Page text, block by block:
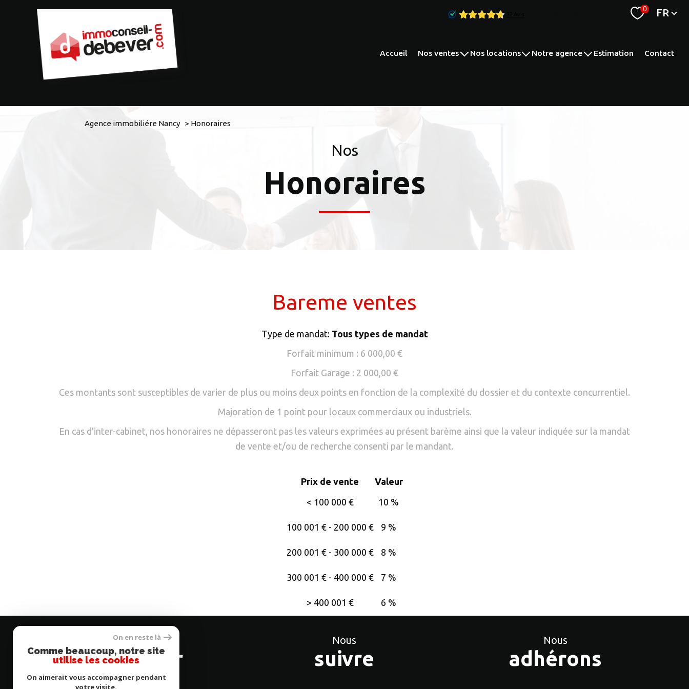
0 Langue
FR
accueil nos ventes
immeubles
nos locations
parking
notre agence
transaction
estimation contact
Agence immobiliére Nancy Honoraires
Nos
Honoraires
Bareme ventes
Type de mandat: Tous types de mandat
Forfait minimum : 6 000,00 €
Forfait Garage : 2 000,00 €
Ces montants sont susceptibles de varier de plus ou moins deux points en fonction de la complexité du dossier et du contexte concurrentiel.
Majoration de 1 point pour locaux commerciaux ou industriels.
En cas d'inter-cabinet, nos honoraires ne dépasseront pas les valeurs exprimées au présent barème ainsi que la valeur indiquée sur la mandat
de vente et/ou de recherche consenti par le mandant.
Prix de vente
Valeur
<100 000 € 10 %
100 001 € - 200 000 € 9 %
200 001 € - 300 000 € 8 %
300 001 € - 400 000 € 7 %
> 400 001 € 6 %
Se
connecter
Nous
suivre
Nous
adhérons
On en reste là
Comme beaucoup, notre site
utilise les cookies
On aimerait vous accompagner pendant
votre visite.